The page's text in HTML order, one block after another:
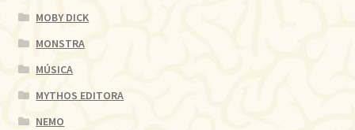
MOBY DICK
MONSTRA
MÚSICA
MYTHOS EDITORA
NEMO